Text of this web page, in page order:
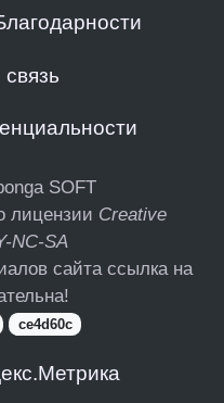
SOFT
лицензии Creative
NC-SA
сайта ссылка на
ce4d60c